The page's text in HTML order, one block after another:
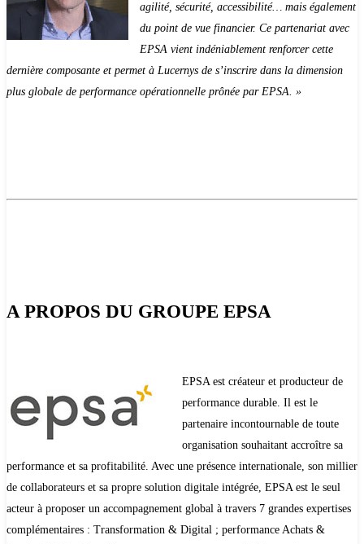
agilité, sécurité, accessibilité… mais également
du point de vue financier. Ce partenariat avec
EPSA vient indéniablement renforcer cette
dernière composante et permet à Lucernys de s’inscrire dans la dimension
plus globale de performance opérationnelle prônée par EPSA. »
A PROPOS DU GROUPE EPSA
EPSA est créateur et producteur de
performance durable. Il est le
partenaire incontournable de toute
organisation souhaitant accroître sa
performance et sa profitabilité. Avec une présence internationale, son millier
de collaborateurs et sa propre solution digitale intégrée, EPSA est le seul
acteur à proposer un accompagnement global à travers 7 grandes expertises
complémentaires : Transformation & Digital ; performance Achats &